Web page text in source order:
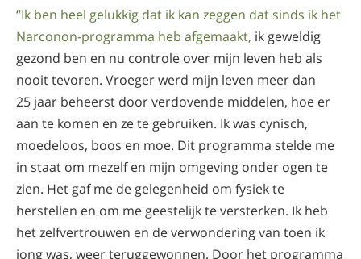
“Ik ben heel gelukkig dat ik kan zeggen dat sinds ik het
Narconon-programma heb afgemaakt, ik geweldig
gezond ben en nu controle over mijn leven heb als
nooit tevoren. Vroeger werd mijn leven meer dan
25 jaar beheerst door verdovende middelen, hoe er
aan te komen en ze te gebruiken. Ik was cynisch,
moedeloos, boos en moe. Dit programma stelde me
in staat om mezelf en mijn omgeving onder ogen te
zien. Het gaf me de gelegenheid om fysiek te
herstellen en om me geestelijk te versterken. Ik heb
het zelfvertrouwen en de verwondering van toen ik
jong was, weer teruggewonnen. Door het programma